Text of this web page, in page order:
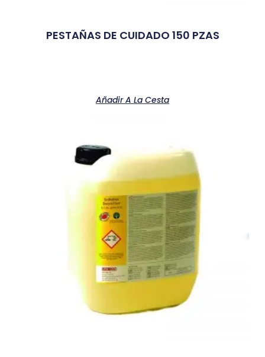
PESTAÑAS DE CUIDADO 150 PZAS
Añadir A La Cesta